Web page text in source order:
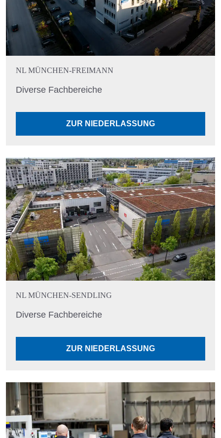
NL MÜNCHEN-FREIMANN
Diverse Fachbereiche
ZUR NIEDERLASSUNG
NL MÜNCHEN-SENDLING
Diverse Fachbereiche
ZUR NIEDERLASSUNG